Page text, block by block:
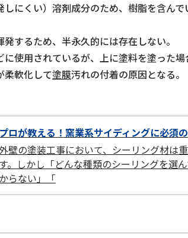
しにくい）溶剤成分のため、樹脂を含ん
するため、半永久的には存在しない。
に使用されているが、上に塗料を塗った
柔軟化して塗膜汚れの付着の原因となる。
プロが教える！窯業系サイディングに必須
壁の塗装工事において、シーリング材は
す。しかし「どんな種類のシーリングを選
からない」「